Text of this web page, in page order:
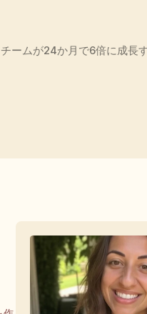
チームが24か月で6倍に成長